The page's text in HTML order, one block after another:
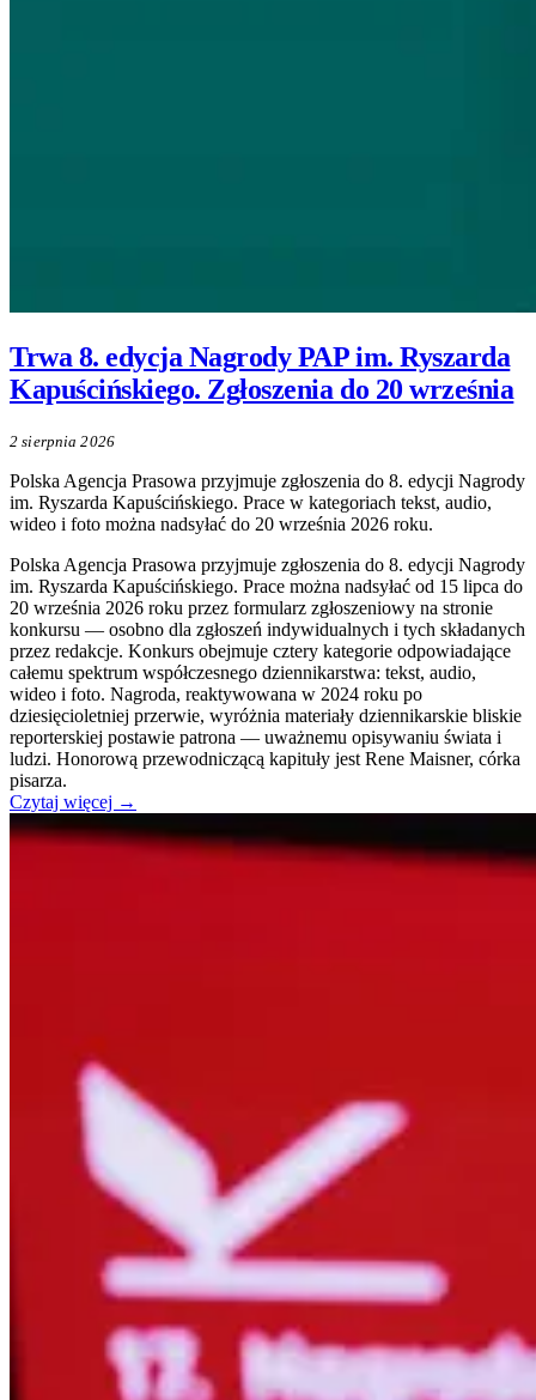
Trwa 8. edycja Nagrody PAP im. Ryszarda
Kapuścińskiego. Zgłoszenia do 20 września
2 sierpnia 2026
Polska Agencja Prasowa przyjmuje zgłoszenia do 8. edycji Nagrody
im. Ryszarda Kapuścińskiego. Prace w kategoriach tekst, audio,
wideo i foto można nadsyłać do 20 września 2026 roku.
Polska Agencja Prasowa przyjmuje zgłoszenia do 8. edycji Nagrody
im. Ryszarda Kapuścińskiego. Prace można nadsyłać od 15 lipca do
20 września 2026 roku przez formularz zgłoszeniowy na stronie
konkursu — osobno dla zgłoszeń indywidualnych i tych składanych
przez redakcje. Konkurs obejmuje cztery kategorie odpowiadające
całemu spektrum współczesnego dziennikarstwa: tekst, audio,
wideo i foto. Nagroda, reaktywowana w 2024 roku po
dziesięcioletniej przerwie, wyróżnia materiały dziennikarskie bliskie
reporterskiej postawie patrona — uważnemu opisywaniu świata i
ludzi. Honorową przewodniczącą kapituły jest Rene Maisner, córka
pisarza.
Czytaj więcej →